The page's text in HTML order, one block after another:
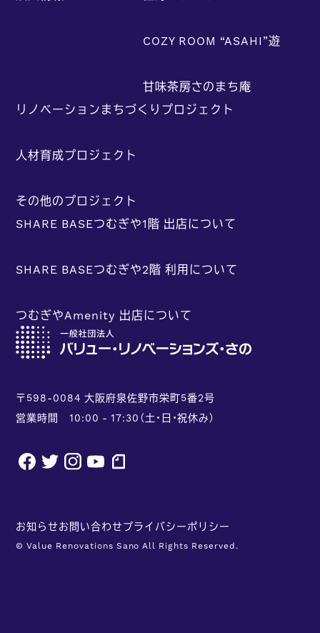
COZY ROOM “ASAHI”遊
甘味茶房さのまち庵
リノベーションまちづくりプロジェクト
人材育成プロジェクト
その他のプロジェクト
SHARE BASEつむぎや1階 出店について
SHARE BASEつむぎや2階 利用について
つむぎやAmenity 出店について
〒598-0084 大阪府泉佐野市栄町5番2号
営業時間 10:00 - 17:30（土・日・祝休み）
facebook
twitterinstagram
youtube
お知らせお問い合わせプライバシーポリシー
© Value Renovations Sano All Rights Reserved.